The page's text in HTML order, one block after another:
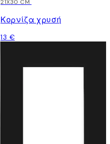
21X30 CM
Κορνίζα χρυσή
13 €